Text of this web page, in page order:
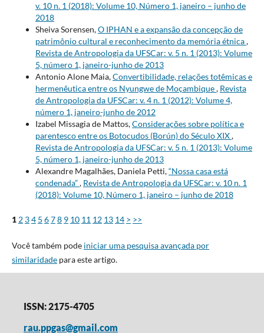
v. 10 n. 1 (2018): Volume 10, Número 1, janeiro – junho de
2018
Sheiva Sorensen,O IPHAN e a expansão da concepção de
patrimônio cultural e reconhecimento da memória étnica,
Revista de Antropologia da UFSCar: v. 5 n. 1 (2013): Volume
5, número 1, janeiro-junho de 2013
Antonio Alone Maia,Convertibilidade, relações totêmicas e
hermenêutica entre os Nyungwe de Moçambique, Revista
de Antropologia da UFSCar: v. 4 n. 1 (2012): Volume 4,
número 1, janeiro-junho de 2012
Izabel Missagia de Mattos,Considerações sobre política e
parentesco entre os Botocudos (Borún) do Século XIX,
Revista de Antropologia da UFSCar: v. 5 n. 1 (2013): Volume
5, número 1, janeiro-junho de 2013
Alexandre Magalhães, Daniela Petti,“Nossa casa está
condenada”, Revista de Antropologia da UFSCar: v. 10 n. 1
(2018): Volume 10, Número 1, janeiro – junho de 2018
1 2 34 5 678 9 10 11 12 13 14 > >>
Você também pode iniciar uma pesquisa avançada por
similaridadepara este artigo.
ISSN: 2175-4705
rau.ppgas@gmail.com